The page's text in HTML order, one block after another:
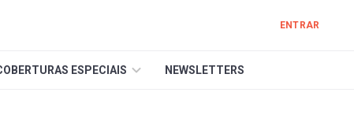
ENTRAR
ESPECIAIS NEWSLETTERS